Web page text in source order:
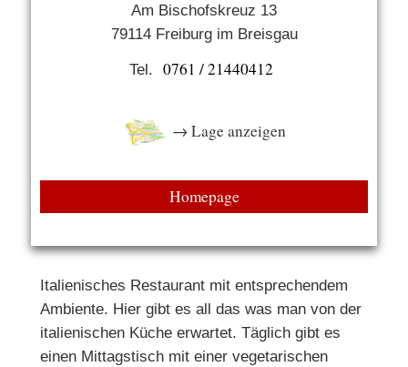
Am Bischofskreuz 13
79114 Freiburg im Breisgau
Tel. 0761 / 21440412
→ Lage anzeigen
Homepage
Italienisches Restaurant mit entsprechendem
Ambiente. Hier gibt es all das was man von der
italienischen Küche erwartet. Täglich gibt es
einen Mittagstisch mit einer vegetarischen